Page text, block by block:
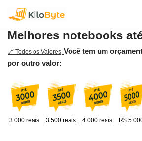
para
o
conteúdo
Melhores notebooks
🔗 Todos os Valores Você tem um
por outro valor:
3.000 reais 3.500 reais 4.000 reais R$